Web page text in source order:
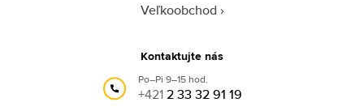
Veľkoobchod
Kontaktujte nás
Po–Pi 9–15 hod.
+4212 33 32 91 19